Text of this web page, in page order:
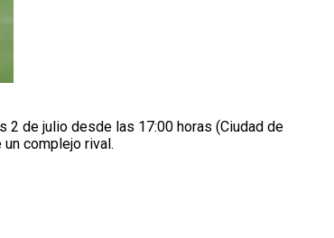
2 de julio desde las 17:00 horas (Ciudad de
complejo rival.